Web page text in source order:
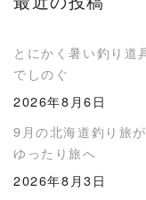
とにかく暑い釣り道
でしのぐ
2026年8月6日
9月の北海道釣り旅
ゆったり旅へ
2026年8月3日